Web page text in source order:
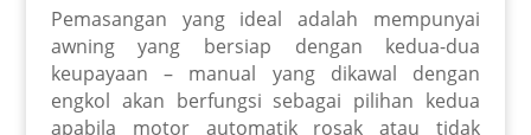
Pemasangan yang ideal adalah mempunyai
awning yang bersiap dengan kedua-dua
keupayaan – manual yang dikawal dengan
engkol akan berfungsi sebagai pilihan kedua
apabila motor automatik rosak atau tidak